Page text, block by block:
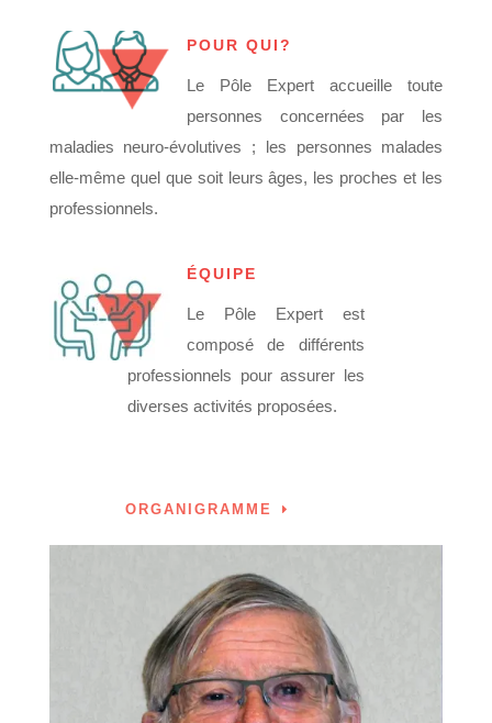
POUR QUI?
Le Pôle Expert accueille toute
personnes concernées par les
maladies neuro-évolutives ; les personnes malades
elle-même quel que soit leurs âges, les proches et les
professionnels.
ÉQUIPE
Le Pôle Expert est
composé de différents
professionnels pour assurer les
diverses activités proposées.
ORGANIGRAMME